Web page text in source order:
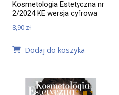
Kosmetologia Estetyczna nr
2/2024 KE wersja cyfrowa
8,90 zł
Dodaj do koszyka